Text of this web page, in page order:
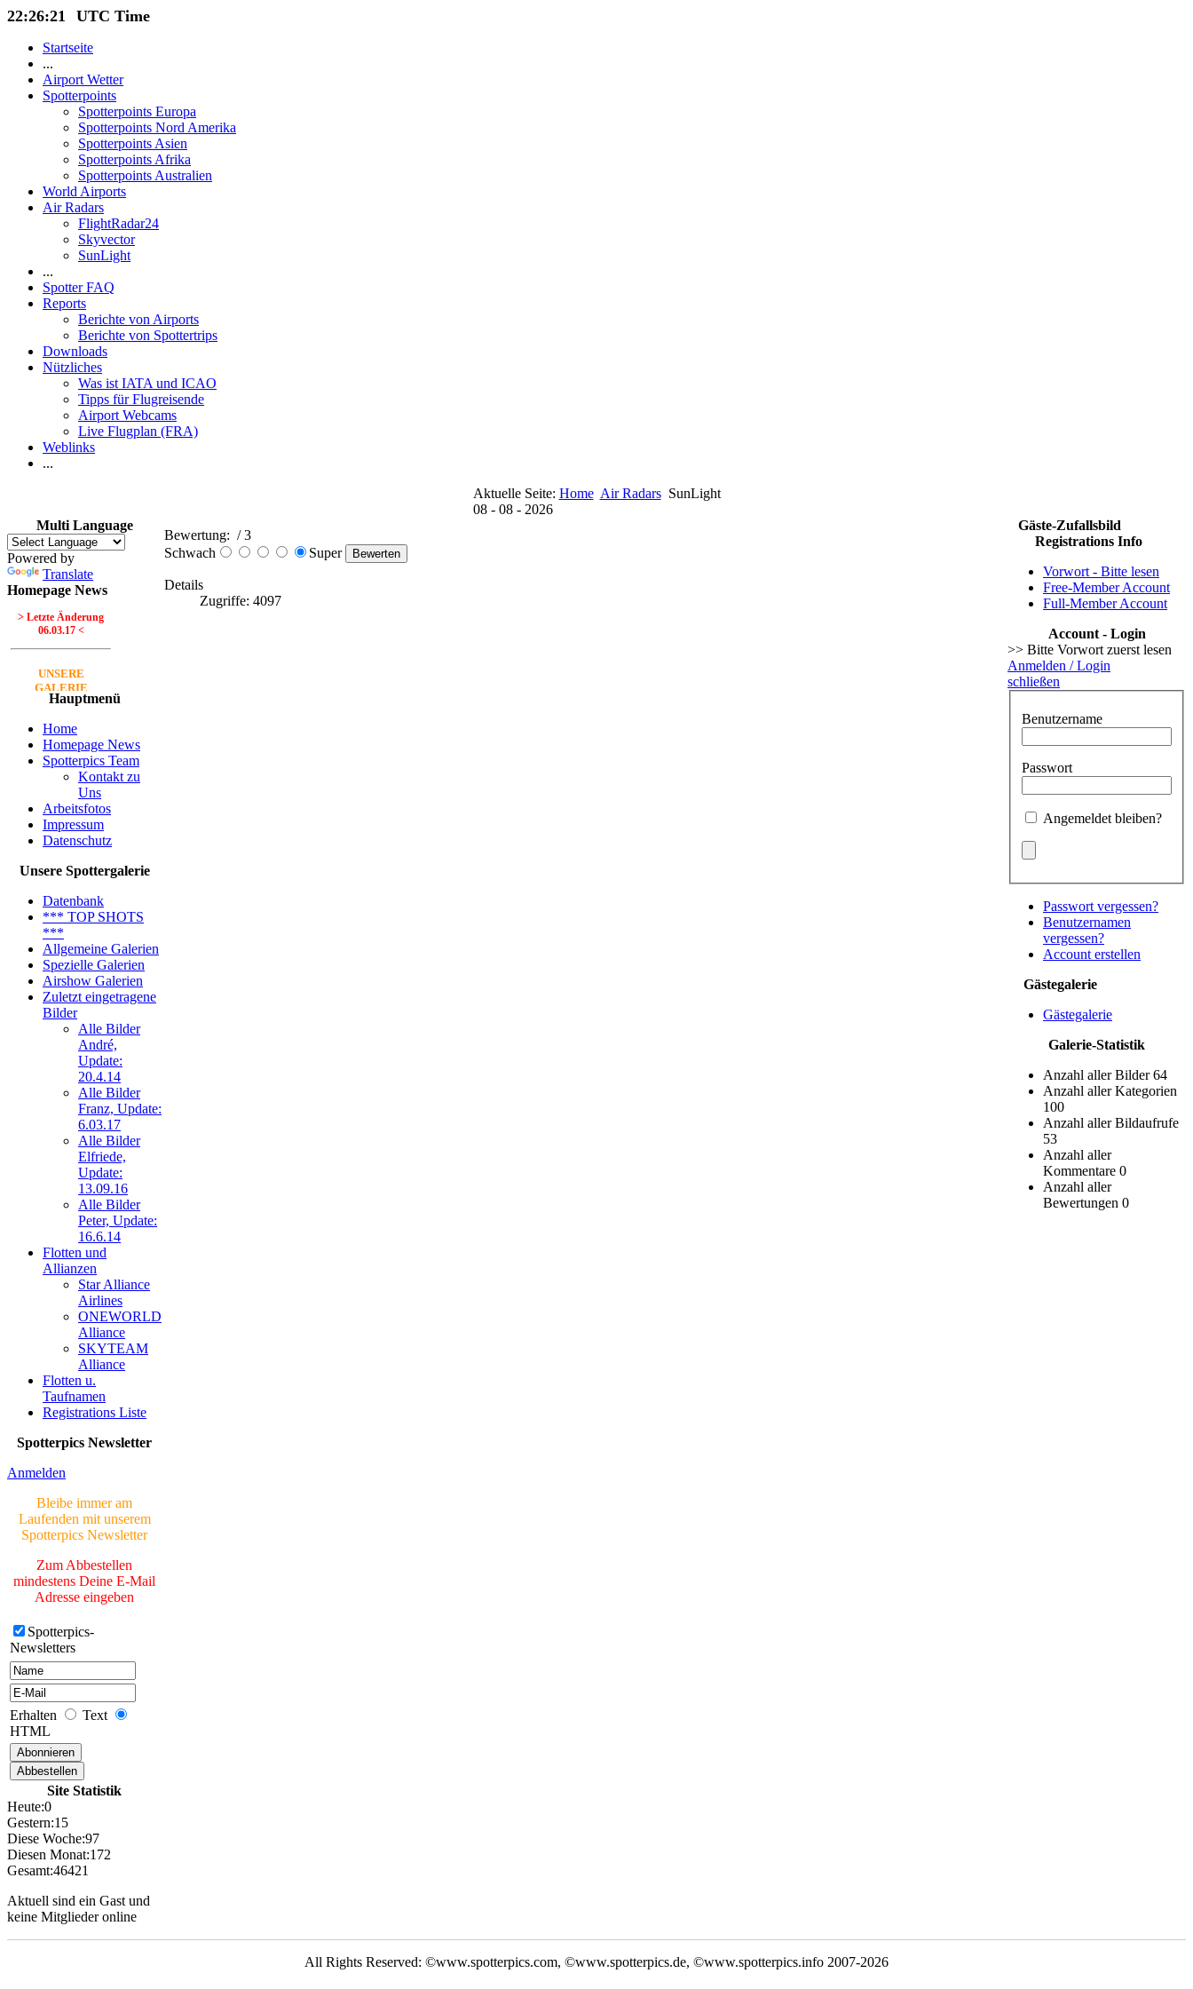
22:26:22 UTC Time
Startseite
...
Airport Wetter
Spotterpoints
Spotterpoints Europa
Spotterpoints Nord Amerika
Spotterpoints Asien
Spotterpoints Afrika
Spotterpoints Australien
World Airports
Air Radars
FlightRadar24
Skyvector
SunLight
...
Spotter FAQ
Reports
Berichte von Airports
Berichte von Spottertrips
Downloads
Nützliches
Was ist IATA und ICAO
Tipps für Flugreisende
Airport Webcams
Live Flugplan (FRA)
Weblinks
...
Aktuelle Seite: Home Air Radars SunLight
08 - 08 - 2026
Multi Language
Powered by
Translate
Homepage News
> Letzte Änderung
06.03.17 <
UNSERE
GALERIE
>Bilder von Franz<
Neue Bilder Online!
>Bilder von Elfriede<
> Letzte Änderung
06.03.17 <
UNSERE
Neue Bilder Online!
>Bilder von Franz<
Neue Bilder Online!
>Bilder von Elfriede<
> Letzte Änderung
06.03.17 <
UNSERE
GALERIE
Neue Bilder Online!
>Bilder von Franz<
Neue Bilder Online!
>Bilder von Elfriede<
> Letzte Änderung
06.03.17 <
UNSERE
GALERIE
Neue Bilder Online!
>Bilder von Franz<
Neue Bilder Online!
>Bilder von Elfriede<
> Letzte Änderung
06.03.17 <
GALERIE
Neue Bilder Online!
>Bilder von Franz<
Neue Bilder Online!
>Bilder von Elfriede<
> Letzte Änderung
UNSERE
GALERIE
Neue Bilder Online!
>Bilder von Franz<
Neue Bilder Online!
>Bilder von Elfriede<
> Letzte Änderung
06.03.17 <
UNSERE
GALERIE
>Bilder von Franz<
Neue Bilder Online!
Hauptmenü
Home
Homepage News
Spotterpics Team
Kontakt zu
Uns
Arbeitsfotos
Impressum
Datenschutz
Unsere Spottergalerie
Datenbank
*** TOP SHOTS
***
Allgemeine Galerien
Spezielle Galerien
Airshow Galerien
Zuletzt eingetragene
Bilder
Alle Bilder
André,
Update:
20.4.14
Alle Bilder
Franz, Update:
6.03.17
Alle Bilder
Elfriede,
Update:
13.09.16
Alle Bilder
Peter, Update:
16.6.14
Flotten und
Allianzen
Star Alliance
Airlines
ONEWORLD
Alliance
SKYTEAM
Alliance
Flotten u.
Taufnamen
Registrations Liste
Spotterpics Newsletter
Anmelden
Bleibe immer am
Laufenden mit unserem
Spotterpics Newsletter
Zum Abbestellen
mindestens Deine E-Mail
Adresse eingeben
Spotterpics-
Newsletters
Erhalten
Text
HTML
Site Statistik
Heute:0
Gestern:15
Diese Woche:97
Diesen Monat:172
Gesamt:46421
Aktuell sind ein Gast und
keine Mitglieder online
Bewertung: / 3
Schwach
Super
Details
Zugriffe: 4097
Gäste-Zufallsbild
Registrations Info
Vorwort - Bitte lesen
Free-Member Account
Full-Member Account
Account - Login
>> Bitte Vorwort zuerst lesen
Anmelden / Login
schließen
Benutzername
Passwort
Angemeldet bleiben?
Passwort vergessen?
Benutzernamen
vergessen?
Account erstellen
Gästegalerie
Gästegalerie
Galerie-Statistik
Anzahl aller Bilder 64
Anzahl aller Kategorien
100
Anzahl aller Bildaufrufe
53
Anzahl aller
Kommentare 0
Anzahl aller
Bewertungen 0
All Rights Reserved: ©www.spotterpics.com, ©www.spotterpics.de, ©www.spotterpics.info 2007-2026